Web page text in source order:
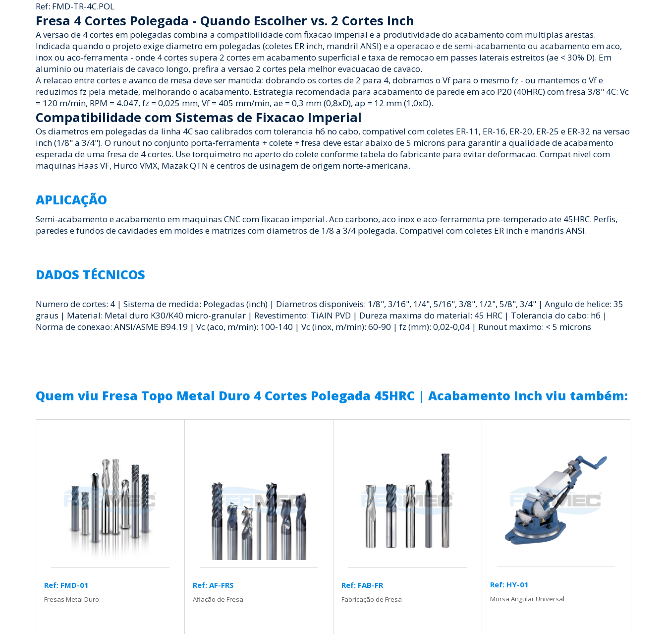
Ref: FMD-TR-4C.POL
Fresa 4 Cortes Polegada - Quando Escolher vs. 2 Cortes Inch
A versao de 4 cortes em polegadas combina a compatibilidade com fixacao imperial e a produtividade do acabamento com multiplas arestas.
Indicada quando o projeto exige diametro em polegadas (coletes ER inch, mandril ANSI) e a operacao e de semi-acabamento ou acabamento em aco,
inox ou aco-ferramenta - onde 4 cortes supera 2 cortes em acabamento superficial e taxa de remocao em passes laterais estreitos (ae < 30% D). Em
aluminio ou materiais de cavaco longo, prefira a versao 2 cortes pela melhor evacuacao de cavaco.
A relacao entre cortes e avanco de mesa deve ser mantida: dobrando os cortes de 2 para 4, dobramos o Vf para o mesmo fz - ou mantemos o Vf e
reduzimos fz pela metade, melhorando o acabamento. Estrategia recomendada para acabamento de parede em aco P20 (40HRC) com fresa 3/8" 4C: Vc
= 120 m/min, RPM = 4.047, fz = 0,025 mm, Vf = 405 mm/min, ae = 0,3 mm (0,8xD), ap = 12 mm (1,0xD).
Compatibilidade com Sistemas de Fixacao Imperial
Os diametros em polegadas da linha 4C sao calibrados com tolerancia h6 no cabo, compativel com coletes ER-11, ER-16, ER-20, ER-25 e ER-32 na versao
inch (1/8" a 3/4"). O runout no conjunto porta-ferramenta + colete + fresa deve estar abaixo de 5 microns para garantir a qualidade de acabamento
esperada de uma fresa de 4 cortes. Use torquimetro no aperto do colete conforme tabela do fabricante para evitar deformacao. Compat nivel com
maquinas Haas VF, Hurco VMX, Mazak QTN e centros de usinagem de origem norte-americana.
APLICAÇÃO
Semi-acabamento e acabamento em maquinas CNC com fixacao imperial. Aco carbono, aco inox e aco-ferramenta pre-temperado ate 45HRC. Perfis,
paredes e fundos de cavidades em moldes e matrizes com diametros de 1/8 a 3/4 polegada. Compativel com coletes ER inch e mandris ANSI.
DADOS TÉCNICOS
Numero de cortes: 4 | Sistema de medida: Polegadas (inch) | Diametros disponiveis: 1/8", 3/16", 1/4", 5/16", 3/8", 1/2", 5/8", 3/4" | Angulo de helice: 35
graus | Material: Metal duro K30/K40 micro-granular | Revestimento: TiAlN PVD | Dureza maxima do material: 45 HRC | Tolerancia do cabo: h6 |
Norma de conexao: ANSI/ASME B94.19 | Vc (aco, m/min): 100-140 | Vc (inox, m/min): 60-90 | fz (mm): 0,02-0,04 | Runout maximo: < 5 microns
Quem viu Fresa Topo Metal Duro 4 Cortes Polegada 45HRC | Acabamento Inch viu também:
Ref: FMD-01
Fresas Metal Duro
Ref: AF-FRS
Afiação de Fresa
Ref: FAB-FR
Fabricação de Fresa
Ref: HY-01
Morsa Angular Universal